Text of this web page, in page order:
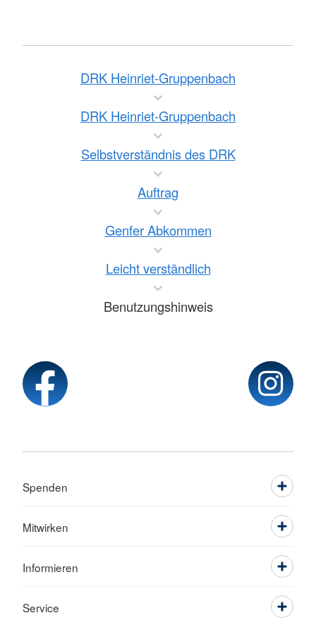
DRK Heinriet-Gruppenbach
DRK Heinriet-Gruppenbach
Selbstverständnis des DRK
Auftrag
Genfer Abkommen
Leicht verständlich
Benutzungshinweis
Spenden
Mitwirken
Informieren
Service